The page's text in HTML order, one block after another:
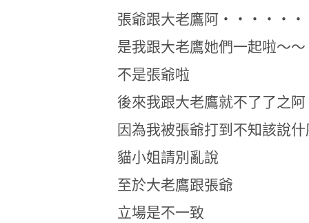
張爺跟大老鷹阿‧‧‧‧‧‧
是我跟大老鷹她們一起啦～～
不是張爺啦
後來我跟大老鷹就不了了之阿
因為我被張爺打到不知該說
貓小姐請別亂說
至於大老鷹跟張爺
立場是不一致